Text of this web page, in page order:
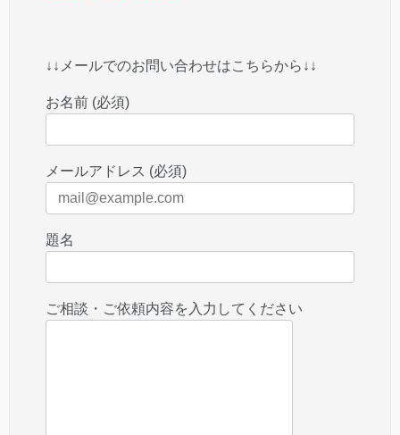
↓↓メールでのお問い合わせはこちらから↓↓
お名前 (必須)
メールアドレス (必須)
題名
ご相談・ご依頼内容を入力してください